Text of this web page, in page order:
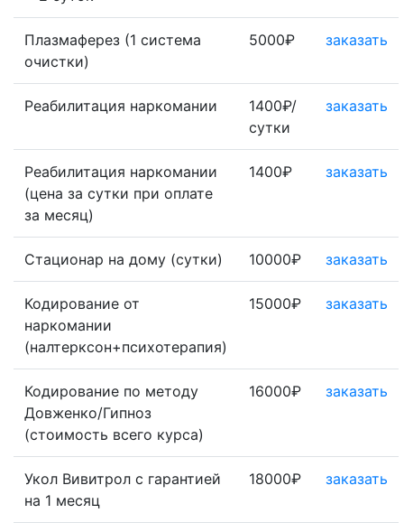
Плазмаферез (1 система
очистки)
5000₽ заказать
Реабилитация наркомании
1400₽/
сутки
заказать
Реабилитация наркомании
(цена за сутки при оплате
за месяц)
1400₽ заказать
Стационар на дому (сутки) 10000₽ заказать
Кодирование от
наркомании
(налтерксон+психотерапия)
15000₽ заказать
Кодирование по методу
Довженко/Гипноз
(стоимость всего курса)
16000₽ заказать
Укол Вивитрол с гарантией
на 1 месяц
18000₽ заказать